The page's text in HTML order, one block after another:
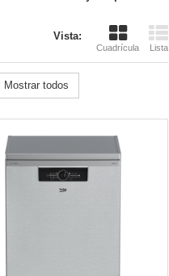
Vista:
Cuadrícula Lista
Mostrar todos